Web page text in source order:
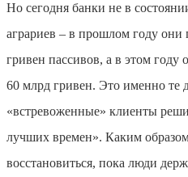
Но сегодня банки не в
аграриев – в прошлом году они
гривен пассивов, а в этом году
60 млрд гривен. Это именно те
«встревоженные» клиенты
лучших времен». Каким
восстановиться, пока люди